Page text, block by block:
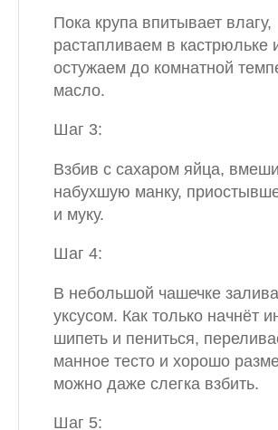
Пока крупа впитывает влагу,
растапливаем в кастрюльке
остужаем до комнатной
масло.
Шаг 3:
Взбив с сахаром яйца,
набухшую манку,
и муку.
Шаг 4:
В небольшой чашечке
уксусом. Как только начнёт
шипеть и пениться,
манное тесто и хорошо
можно даже слегка взбить.
Шаг 5: